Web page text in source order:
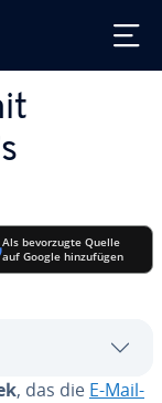
teilen
teilenteilen
Als be­vor­zug­te Quelle
auf Google hin­zu­fü­gen
, das die E-Mail-